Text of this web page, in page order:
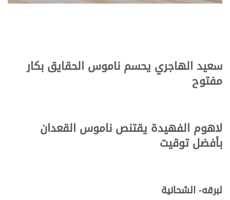
سعيد الهاجري يحسم ناموس الحقايق بكار
مفتوح
لاهوم الفهيدة يقتنص ناموس القعدان
بأفضل توقيت
لبرقه- الشحانية